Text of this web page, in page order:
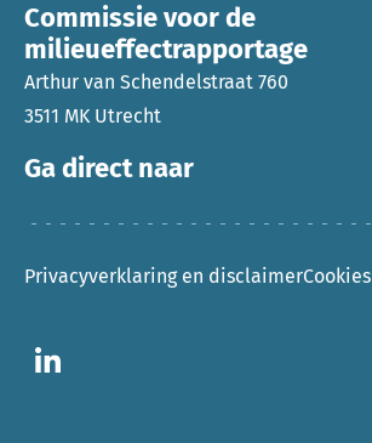
Ga direct naar
Commissie voor de
milieueffectrapportage
Arthur van Schendelstraat 760
3511 MK Utrecht
Privacyverklaring en disclaimerCookies
Ga naar LinkedIn